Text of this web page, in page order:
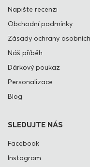
Napište recenzi
Obchodní podmínky
Zásady ochrany
Náš příběh
Dárkový poukaz
Personalizace
Blog
SLEDUJTE NÁS
Facebook
Instagram